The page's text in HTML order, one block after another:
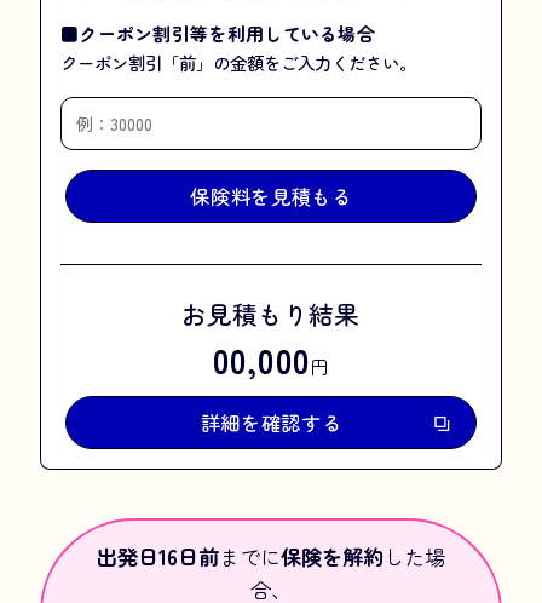
■クーポン割引等を利用している場合
クーポン割引「前」の金額をご入力ください。
保険料を見積もる
お見積もり結果
00,000円
詳細を確認する
出発日16日前までに保険を解約 した場
合、